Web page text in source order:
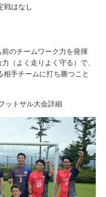
はなし
のチームワーク力を発揮
（よく走りよく守る）で、
手チームに打ち勝つこと
ットサル大会詳細